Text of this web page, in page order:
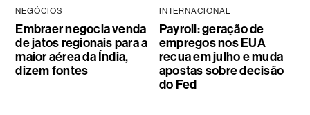
NEGÓCIOS
Embraer negocia venda
de jatos regionais para a
maior aérea da Índia,
dizem fontes
INTERNACIONAL
Payroll: geração de
empregos nos EUA
recua em julho e muda
apostas sobre decisão
do Fed